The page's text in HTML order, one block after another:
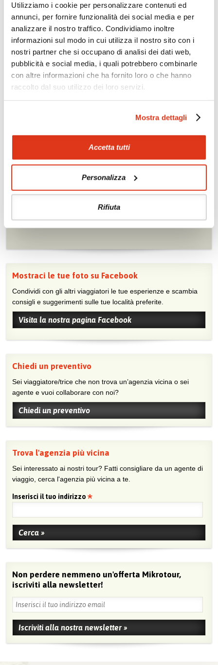
Utilizziamo i cookie per personalizzare contenuti ed
annunci, per fornire funzionalità dei social media e per
analizzare il nostro traffico. Condividiamo inoltre
informazioni sul modo in cui utilizza il nostro sito con i
nostri partner che si occupano di analisi dei dati web,
pubblicità e social media, i quali potrebbero combinarle
con altre informazioni che ha fornito loro o che hanno
raccolto dal suo utilizzo dei loro servizi.
Mostra dettagli
Accetta tutti
Personalizza
Rifiuta
Offerte
Quotazioni di alcune proposte di viaggio, modificabili su
richiesta
Scopri i prezzi »
Da non perdere in Emirati Arabi Uniti
Mostraci le tue foto su Facebook
Condividi con gli altri viaggiatori le tue esperienze e scambia
consigli e suggerimenti sulle tue località preferite.
Visita la nostra pagina Facebook
Chiedi un preventivo
Sei viaggiatore/trice che non trova un’agenzia vicina o sei
agente e vuoi collaborare con noi?
Chiedi un preventivo
Trova l'agenzia più vicina
Sei interessato ai nostri tour? Fatti consigliare da un agente di
viaggio, cerca l'agenzia più vicina a te.
Inserisci il tuo indirizzo
Non perdere nemmeno un'offerta Mikrotour,
iscriviti alla newsletter!